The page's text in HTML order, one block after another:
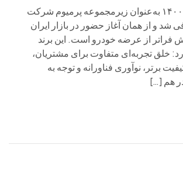
فونیکس در سال ۱۴۰۰ به‌عنوان زیرمجموعه پرمیوم شرکت
شد و از همان آغاز حضور در بازار ایران
فراتر از عرضه خودرو است. این برند
خلق تجربه‌ای متفاوت برای مشتریان،
برتر، نوآوری فناورانه و توجه به
هم […]